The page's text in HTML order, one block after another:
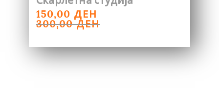
300,00ДЕН
ORIGINAL
PRICE
WAS:
150,00 ДЕН
CURRENT
PRICE